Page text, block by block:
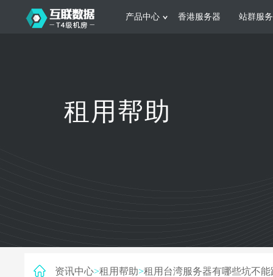
产品中心
日本服务器 新加坡服务器
香港服务器 站群服
根据不同规模的网站提供可定制化的架
构和 一站式协助租用帮助
资讯中心>租用帮助>租用台湾服务器有哪些坑不能